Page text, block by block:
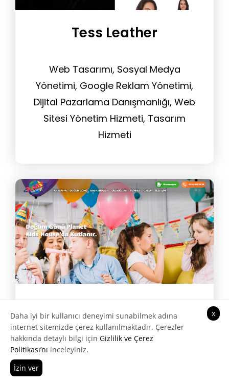
Hemen Ara
Tess Leather
Web Tasarımı, Sosyal Medya
Yönetimi, Google Reklam Yönetimi,
Dijital Pazarlama Danışmanlığı, Web
Sitesi Yönetim Hizmeti, Tasarım
Hizmeti
Planet Kids House
Web Tasarımı, Google SEO, Google
Reklam Yönetimi, Dijital Pazarlama
Danışmanlığı, Web Sitesi Yönetim
Daha iyi bir kullanıcı deneyimi sunabilmek adına
internet sitemizde çerez kullanılmaktadır. Çerezler
hakkında detaylı bilgi için Gizlilik ve Çerez
Politikası’nı inceleyiniz.
İzin ver
x